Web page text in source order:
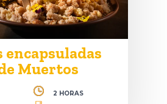
encapsuladas
Muertos
2 HORAS